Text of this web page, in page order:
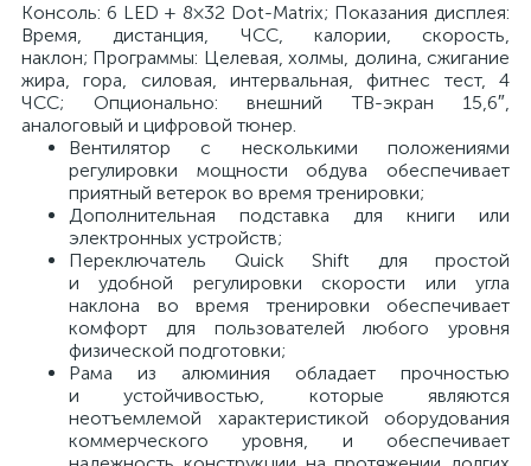
Консоль: 6 LED + 8×32 Dot-Matrix; Показания дисплея:
Время, дистанция, ЧСС, калории, скорость,
наклон; Программы: Целевая, холмы, долина, сжигание
жира, гора, силовая, интервальная, фитнес тест, 4
ЧСС; Опционально: внешнийТВ-экран 15,6″,
аналоговый и цифровой тюнер.
Вентилятор с несколькими положениями
регулировки мощности обдува обеспечивает
приятный ветерок во время тренировки;
Дополнительная подставка для книги или
электронных устройств;
Переключатель Quick Shift для простой
и удобной регулировки скорости или угла
наклона во время тренировки обеспечивает
комфорт для пользователей любого уровня
физической подготовки;
Рама из алюминия обладает прочностью
и устойчивостью, которые являются
неотъемлемой характеристикой оборудования
коммерческого уровня, и обеспечивает